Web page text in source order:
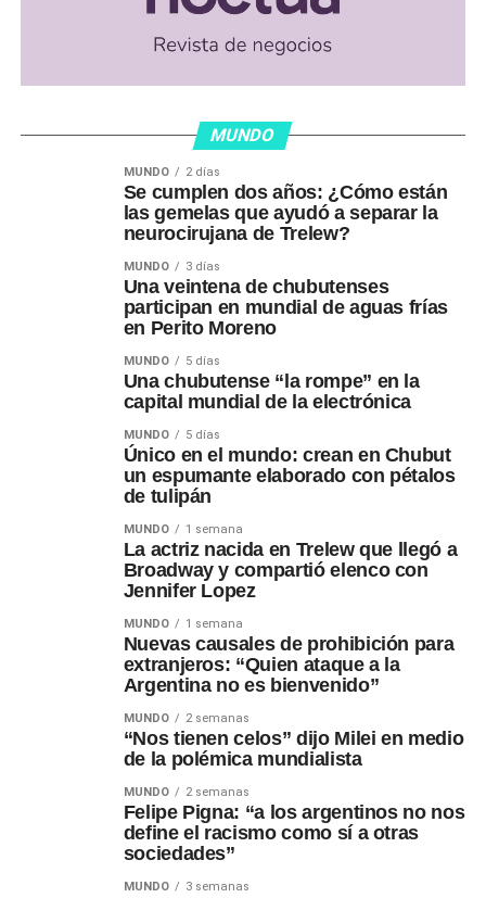
MUNDO
MUNDO 2 días
Se cumplen dos años: ¿Cómo están
las gemelas que ayudó a separar la
neurocirujana de Trelew?
MUNDO 3 días
Una veintena de chubutenses
participan en mundial de aguas frías
en Perito Moreno
MUNDO 5 días
Una chubutense “la rompe” en la
capital mundial de la electrónica
MUNDO 5 días
Único en el mundo: crean en Chubut
un espumante elaborado con pétalos
de tulipán
MUNDO 1 semana
La actriz nacida en Trelew que llegó a
Broadway y compartió elenco con
Jennifer Lopez
MUNDO 1 semana
Nuevas causales de prohibición para
extranjeros: “Quien ataque a la
Argentina no es bienvenido”
MUNDO 2 semanas
“Nos tienen celos” dijo Milei en medio
de la polémica mundialista
MUNDO 2 semanas
Felipe Pigna: “a los argentinos no nos
define el racismo como sí a otras
sociedades”
MUNDO 3 semanas